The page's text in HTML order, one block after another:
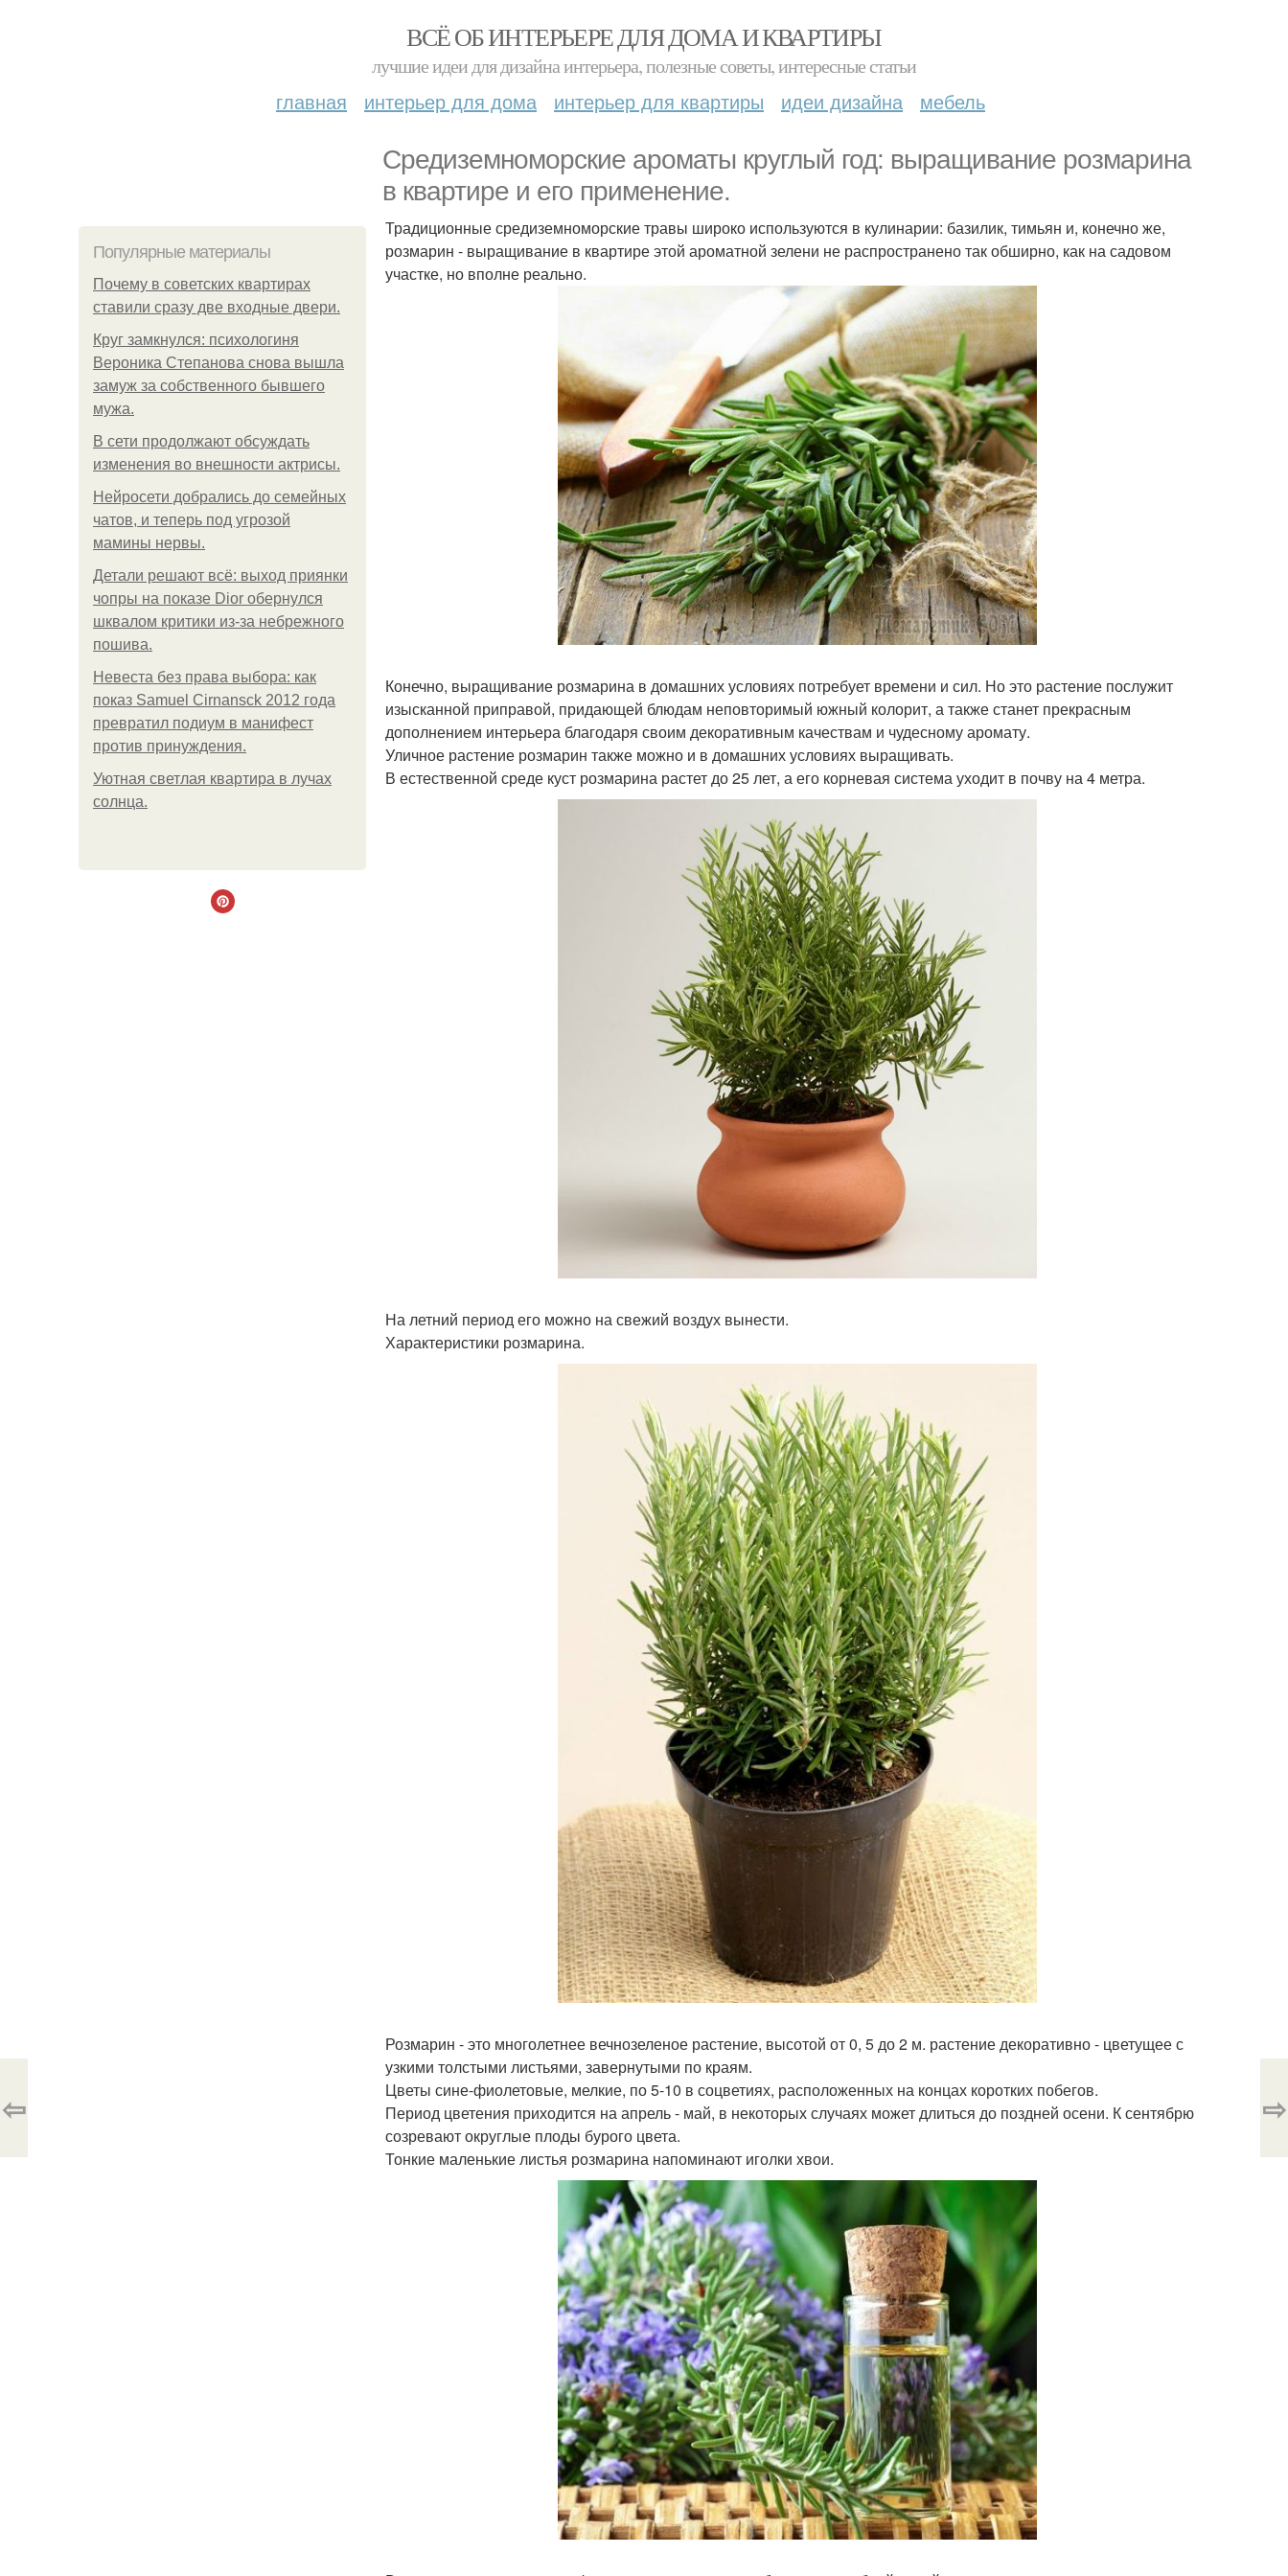
ВСЁ ОБ ИНТЕРЬЕРЕ ДЛЯ ДОМА И КВАРТИРЫ
лучшие идеи для дизайна интерьера, полезные советы, интересные статьи
главная интерьер для дома интерьер для квартиры идеи дизайна мебель
Средиземноморские ароматы круглый год: выращивание розмарина
в квартире и его применение.
Популярные материалы
Почему в советских квартирах
ставили сразу две входные двери.
Круг замкнулся: психологиня
Вероника Степанова снова вышла
замуж за собственного бывшего
мужа.
В сети продолжают обсуждать
изменения во внешности актрисы.
Нейросети добрались до семейных
чатов, и теперь под угрозой
мамины нервы.
Детали решают всё: выход приянки
чопры на показе Dior обернулся
шквалом критики из-за небрежного
пошива.
Невеста без права выбора: как
показ Samuel Cirnansck 2012 года
превратил подиум в манифест
против принуждения.
Уютная светлая квартира в лучах
солнца.
Традиционные средиземноморские травы широко используются в кулинарии: базилик, тимьян и, конечно же,
розмарин - выращивание в квартире этой ароматной зелени не распространено так обширно, как на садовом
участке, но вполне реально.
Конечно, выращивание розмарина в домашних условиях потребует времени и сил. Но это растение послужит
изысканной приправой, придающей блюдам неповторимый южный колорит, а также станет прекрасным
дополнением интерьера благодаря своим декоративным качествам и чудесному аромату.
Уличное растение розмарин также можно и в домашних условиях выращивать.
В естественной среде куст розмарина растет до 25 лет, а его корневая система уходит в почву на 4 метра.
На летний период его можно на свежий воздух вынести.
Характеристики розмарина.
Розмарин - это многолетнее вечнозеленое растение, высотой от 0, 5 до 2 м. растение декоративно - цветущее с
узкими толстыми листьями, завернутыми по краям.
Цветы сине-фиолетовые, мелкие, по 5-10 в соцветиях, расположенных на концах коротких побегов.
Период цветения приходится на апрель - май, в некоторых случаях может длиться до поздней осени. К сентябрю
созревают округлые плоды бурого цвета.
Тонкие маленькие листья розмарина напоминают иголки хвои.
⇦ ⇨